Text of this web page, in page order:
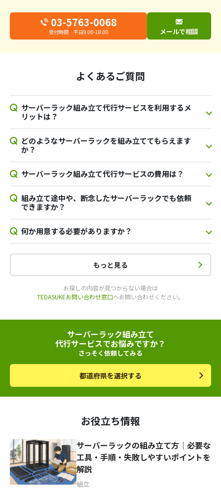
03-5763-0068
受付時間 平日9:00-18:00 メールで相談
よくあるご質問
サーバーラック組み立て代行サービスを利用するメ
リットは？
どのようなサーバーラックを組み立ててもらえます
か？
サーバーラック組み立て代行サービスの費用は？
組み立て途中や、断念したサーバーラックでも依頼
できますか？
何か用意する必要がありますか？
もっと見る
お探しの内容が見つからない場合は
TEDASUKEお問い合わせ窓口へお問い合わせください。
サーバーラック組み立て
代行サービスでお悩みですか？
さっそく依頼してみる
都道府県を選択する
お役立ち情報
サーバーラックの組み立て方｜必要な
工具・手順・失敗しやすいポイントを
解説
組立